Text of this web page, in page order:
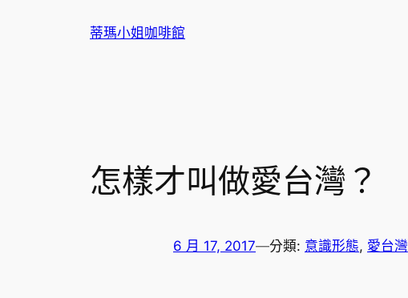
蒂瑪小姐咖啡館
怎樣才叫做愛台灣？
6 月 17, 2017—分類: 意識形態, 愛台灣